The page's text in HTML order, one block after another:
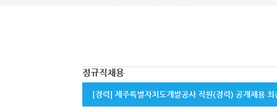
정규직채용
[경력] 제주특별자치도개발공사 직원(경력) 공개채용